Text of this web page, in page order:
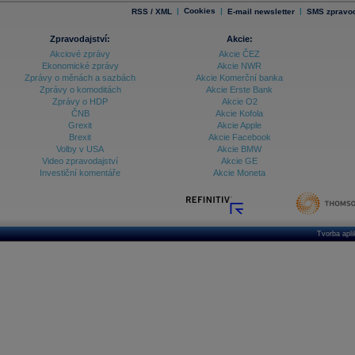
RSS / XML | Cookies | E-mail newsletter | SMS
Zpravodajství:
Akciové zprávy
Ekonomické zprávy
Zprávy o měnách a sazbách
Zprávy o komoditách
Zprávy o HDP
ČNB
Grexit
Brexit
Volby v USA
Video zpravodajství
Investiční komentáře
Akcie:
Akcie ČEZ
Akcie NWR
Akcie Komerční banka
Akcie Erste Bank
Akcie O2
Akcie Kofola
Akcie Apple
Akcie Facebook
Akcie BMW
Akcie GE
Akcie Moneta
Tvorba